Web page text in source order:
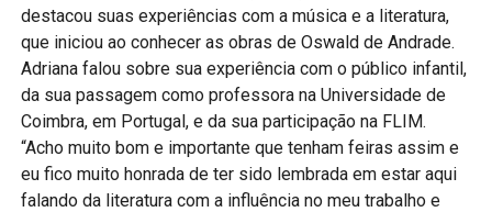
destacou suas experiências com a música e a literatura,
que iniciou ao conhecer as obras de Oswald de Andrade.
Adriana falou sobre sua experiência com o público infantil,
da sua passagem como professora na Universidade de
Coimbra, em Portugal, e da sua participação na FLIM.
“Acho muito bom e importante que tenham feiras assim e
eu fico muito honrada de ter sido lembrada em estar aqui
falando da literatura com a influência no meu trabalho e